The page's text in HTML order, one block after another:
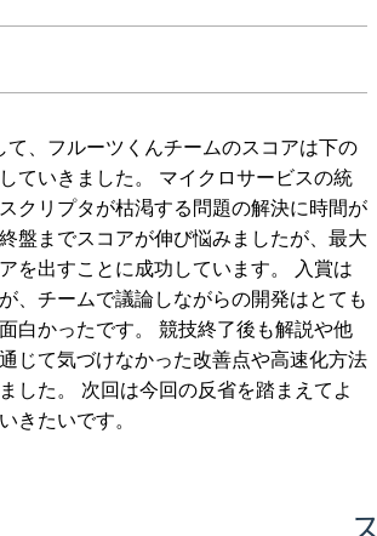
て、フルーツくんチームのスコアは下の
ていきました。 マイクロサービスの統
クリプタが枯渇する問題の解決に時間が
盤までスコアが伸び悩みましたが、最大
を出すことに成功しています。 入賞は
、チームで議論しながらの開発はとても
白かったです。 競技終了後も解説や他
じて気づけなかった改善点や高速化方法
した。 次回は今回の反省を踏まえてよ
きたいです。